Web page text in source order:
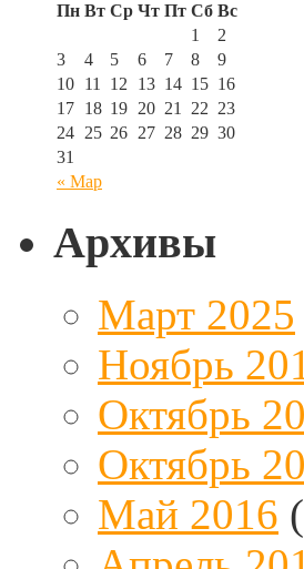
Пн Вт Ср Чт Пт Сб Вс
« Мар
1
2
3
4 5 6 7 8
9
10 11 12 13 14 15 16
17 18 19 20 21 22 23
24 25 26 27 28 29 30
31
Архивы
Март 2025
Ноябрь
Октябрь
Октябрь
Май 2016